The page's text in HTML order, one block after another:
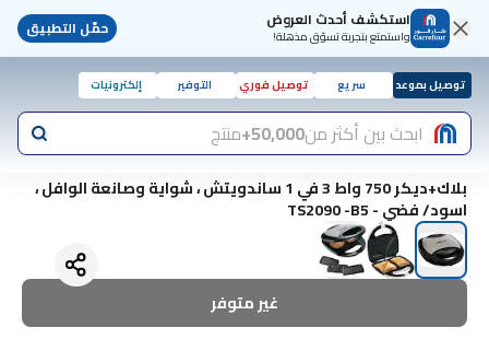
استكشف أحدث العروض
واستمتع بتجربة تسوّق مذهلة! حمّل التطبيق
توصيل بموعد سريع توصيل فوري التوفير إلكترونيات
ابحث بين أكثر من50,000+ منتج
بلاك+ديكر 750 واط 3 في 1 ساندويتش ، شواية وصانعة الوافل ،
اسود/ فضي - TS2090 -B5
غير متوفر